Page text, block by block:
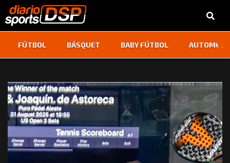
FÚTBOL BÁSQUET BABY FÚTBOL ‹ ›